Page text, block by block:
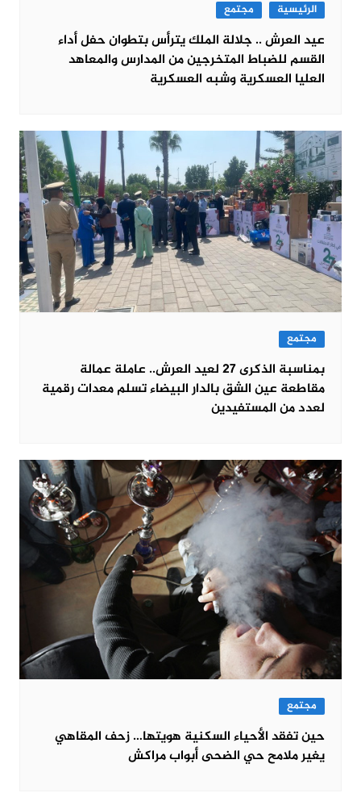
الرئيسية مجتمع
عيد العرش .. جلالة الملك يترأس بتطوان حفل أداء
القسم للضباط المتخرجين من المدارس والمعاهد
العليا العسكرية وشبه العسكرية
مجتمع
بمناسبة الذكرى 27 لعيد العرش.. عاملة عمالة
مقاطعة عين الشق بالدار البيضاء تسلم معدات رقمية
لعدد من المستفيدين
مجتمع
حين تفقد الأحياء السكنية هويتها… زحف المقاهي
يغير ملامح حي الضحى أبواب مراكش